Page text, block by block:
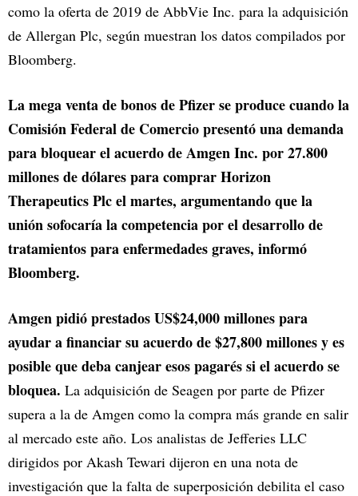
como la oferta de 2019 de AbbVie Inc. para la adquisición
de Allergan Plc, según muestran los datos compilados por
Bloomberg.
La mega venta de bonos de Pfizer se produce cuando la
Comisión Federal de Comercio presentó una demanda
para bloquear el acuerdo de Amgen Inc. por 27.800
millones de dólares para comprar Horizon
Therapeutics Plc el martes, argumentando que la
unión sofocaría la competencia por el desarrollo de
tratamientos para enfermedades graves, informó
Bloomberg.
Amgen pidió prestados US$24,000 millones para
ayudar a financiar su acuerdo de $27,800 millones y es
posible que deba canjear esos pagarés si el acuerdo se
bloquea. La adquisición de Seagen por parte de Pfizer
supera a la de Amgen como la compra más grande en salir
al mercado este año. Los analistas de Jefferies LLC
dirigidos por Akash Tewari dijeron en una nota de
investigación que la falta de superposición debilita el caso